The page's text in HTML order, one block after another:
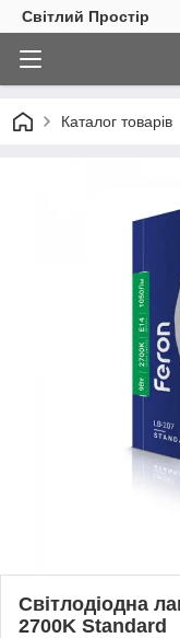
Світлий Простір
Каталог товарів
Світлодіодна
2700K Standard